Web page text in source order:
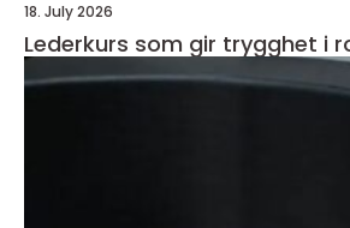
18. July 2026
Lederkurs som gir trygghet i